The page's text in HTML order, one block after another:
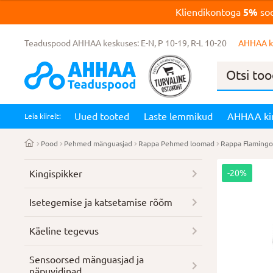
Kliendikontoga5%
Teaduspood AHHAA keskuses: E-N, P 10-19, R-L 10-20 AHHAA
Products
Leia kiirelt: Uued tooted Laste lemmikud AHHAA
Pood Pehmed mänguasjad Rappa Pehmed loomad Rappa Flamingo
-20%
Kingispikker
Isetegemise ja katsetamise rõõm
Käeline tegevus
Sensoorsed mänguasjad ja